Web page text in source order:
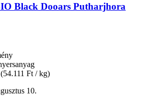
Black Dooars Putharjhora
(54.111 Ft / kg)
10.